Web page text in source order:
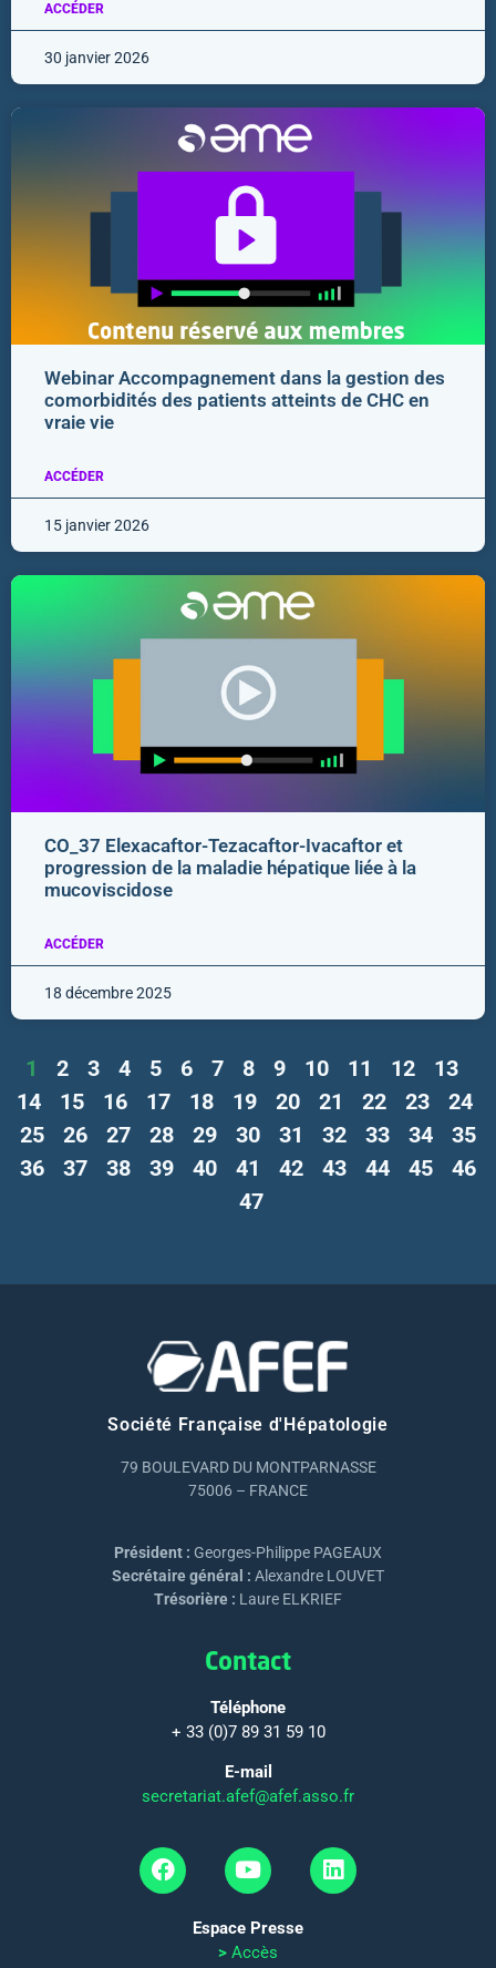
ACCÉDER
30 janvier 2026
Webinar Accompagnement dans la gestion des
comorbidités des patients atteints de CHC en
vraie vie
ACCÉDER
15 janvier 2026
CO_37 Elexacaftor-Tezacaftor-Ivacaftor et
progression de la maladie hépatique liée à la
mucoviscidose
ACCÉDER
18 décembre 2025
1 2 3 4 5 6 7 8 9 10 11 12
13
14
15 16 17 18 19 20 21 22 23
24
25
26 27 28 29 30 31 32 33 34
35
36
37 38 39 40 41 42 43 44 45
46
47
Société Française d'Hépatologie
79 BOULEVARD DU MONTPARNASSE
75006 – FRANCE
Président : Georges-Philippe PAGEAUX
Secrétaire général : Alexandre LOUVET
Trésorière : Laure ELKRIEF
Contact
Téléphone
+ 33 (0)7 89 31 59 10
E-mail
secretariat.afef@afef.asso.fr
Espace Presse
> Accès